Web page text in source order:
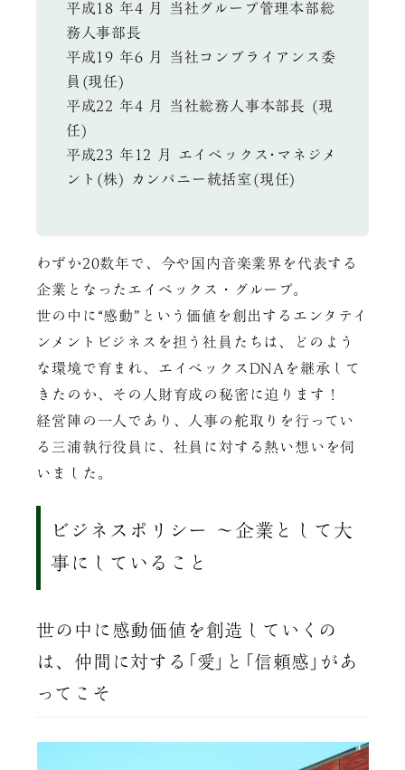
平成18 年4 月 当社グループ管理本部総
務人事部長
平成19 年6 月 当社コンプライアンス委
員(現任)
平成22 年4 月 当社総務人事本部長 (現
任)
平成23 年12 月 エイベックス･マネジメ
ント(株) カンパニー統括室(現任)
わずか20数年で、今や国内音楽業界を代表する
企業となったエイベックス・グループ。
世の中に“感動”という価値を創出するエンタテイ
ンメントビジネスを担う社員たちは、どのよう
な環境で育まれ、エイベックスDNAを継承して
きたのか、その人財育成の秘密に迫ります！
経営陣の一人であり、人事の舵取りを行ってい
る三浦執行役員に、社員に対する熱い想いを伺
いました。
ビジネスポリシー ～企業として大
事にしていること
世の中に感動価値を創造していくの
は、仲間に対する｢愛｣と｢信頼感｣があ
ってこそ